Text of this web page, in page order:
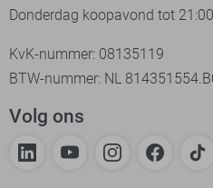
Donderdag koopavond tot 21:00
KvK-nummer: 08135119
BTW-nummer: NL
Volg ons